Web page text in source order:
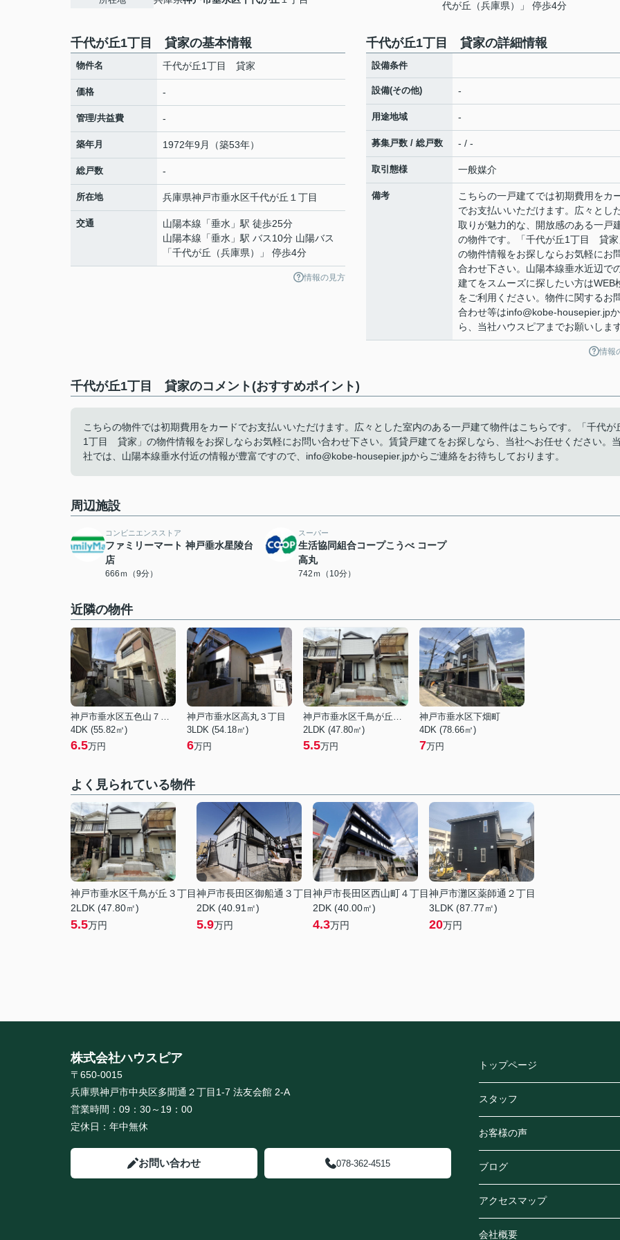
代が丘（兵庫県）」 停歩4分
千代が丘1丁目 貸家の基本情報
物件名 千代が丘1丁目 貸家
価格 -
管理/共益費 -
築年月 1972年9月（築53年）
総戸数 -
所在地 兵庫県神戸市垂水区千代が丘 １丁目
交通 山陽本線 「垂水 」駅 徒歩25分
山陽本線 「垂水 」駅 バス10分 山陽バス
「千代が丘（兵庫県）」 停歩4分
情報の見方
千代が丘1丁目 貸家の詳細情報
設備条件
設備(その他) -
用途地域 -
募集戸数 / 総戸数 - / -
取引態様 一般媒介
備考
こちらの一戸建てでは初期費用をカ
でお支払いいただけます。広々とし
取りが魅力的な、開放感のある一戸
の物件です。「千代が丘1丁目 貸家
の物件情報をお探しならお気軽にお
合わせ下さい。山陽本線垂水近辺で
建てをスムーズに探したい方はWEB
をご利用ください。物件に関するお
合わせ等はinfo@kobe-housepier.jpか
ら、当社ハウスピアまでお願いします
情報
千代が丘1丁目 貸家のコメント(おすすめポイント)
こちらの物件では初期費用をカードでお支払いいただけます。広々とした室内のある一戸建て物件はこちらです。「千代が
1丁目 貸家」の物件情報をお探しならお気軽にお問い合わせ下さい。賃貸戸建てをお探しなら、当社へお任せください。当
社では、山陽本線垂水付近の情報が豊富ですので、info@kobe-housepier.jpからご連絡をお待ちしております。
周辺施設
コンビニエンスストア
ファミリーマート 神戸垂水星陵台
店
666ｍ（9分）
スーパー
生活協同組合コープこうべ コープ
高丸
742ｍ（10分）
近隣の物件
神戸市垂水区五色山７丁目
4DK (55.82㎡)
6.5万円
神戸市垂水区高丸３丁目
3LDK (54.18㎡)
6万円
神戸市垂水区千鳥が丘３丁目
2LDK (47.80㎡)
5.5万円
神戸市垂水区下畑町
4DK (78.66㎡)
7万円
よく見られている物件
神戸市垂水区千鳥が丘３丁目
2LDK (47.80㎡)
5.5万円
神戸市長田区御船通３丁目
2DK (40.91㎡)
5.9万円
神戸市長田区西山町４丁目
2DK (40.00㎡)
4.3万円
神戸市灘区薬師通２丁目
3LDK (87.77㎡)
20万円
株式会社ハウスピア
〒650-0015
兵庫県神戸市中央区多聞通２丁目1-7 法友会館 2-A
営業時間： 09：30～19：00
定休日： 年中無休
お問い合わせ 078-362-4515
トップページ
スタッフ
お客様の声
ブログ
アクセスマップ
会社概要